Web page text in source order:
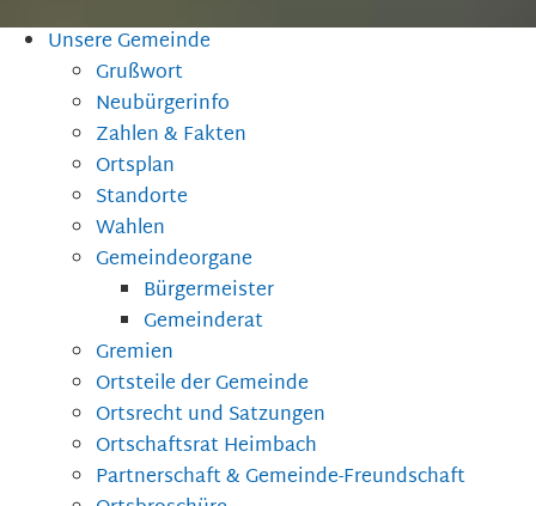
Unsere Gemeinde
Grußwort
Neubürgerinfo
Zahlen & Fakten
Ortsplan
Standorte
Wahlen
Gemeindeorgane
Bürgermeister
Gemeinderat
Gremien
Ortsteile der Gemeinde
Ortsrecht und Satzungen
Ortschaftsrat Heimbach
Partnerschaft & Gemeinde-Freundschaft